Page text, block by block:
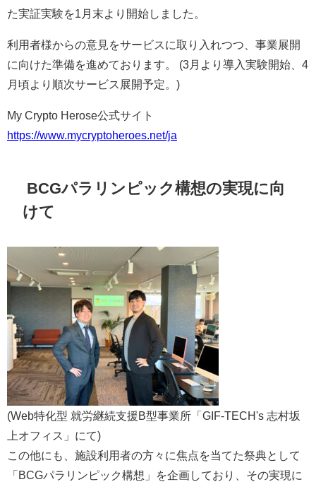
た実証実験を1月末より開始しました。
利用者様からの意見をサービスに取り入れつつ、事業展開
に向けた準備を進めております。 (3月より導入実験開始、4
月頃より順次サービス展開予定。)
My Crypto Herose公式サイト
https://www.mycryptoheroes.net/ja
BCGパラリンピック構想の実現に向
けて
(Web特化型 就労継続支援B型事業所「GIF-TECH's 志村坂
上オフィス」にて)
この他にも、施設利用者の方々に焦点を当てた祭典として
「BCGパラリンピック構想」を企画しており、その実現に